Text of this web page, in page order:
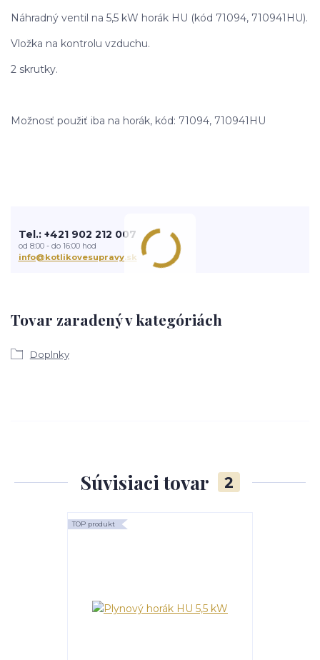
Náhradný ventil na 5,5 kW horák HU (kód 71094, 710941HU).
Vložka na kontrolu vzduchu.
2 skrutky.
Možnosť použiť iba na horák, kód: 71094, 710941HU
Tovar zaradený v kategóriách
Doplnky
Tel.: +421 902 212 007
od 8:00 - do 16:00 hod
info@kotlikovesupravy.sk
Súvisiaci tovar 2
TOP produkt